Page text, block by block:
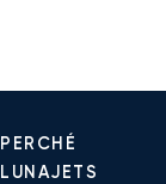
PERCHÉ
LUNAJETS